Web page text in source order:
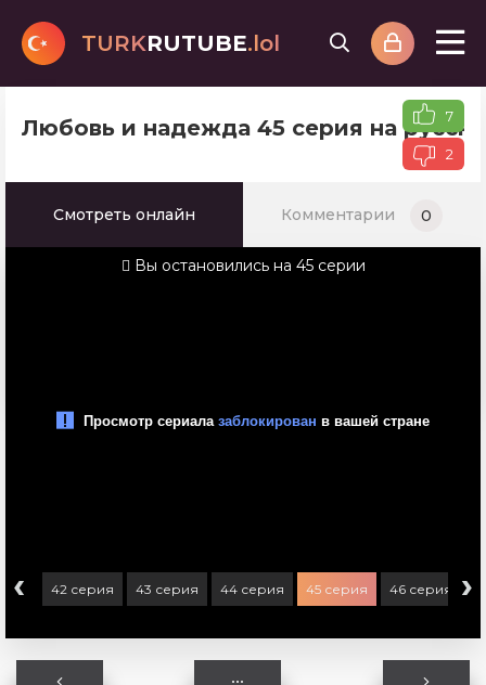
TURKRUTUBE.lol
Любовь и надежда 45 серия на 7
2
Смотреть онлайн Комментарии 0
Вы остановились на 45 серии
‹ 42 серия 43 серия 44 серия 45 серия 46 серия ›